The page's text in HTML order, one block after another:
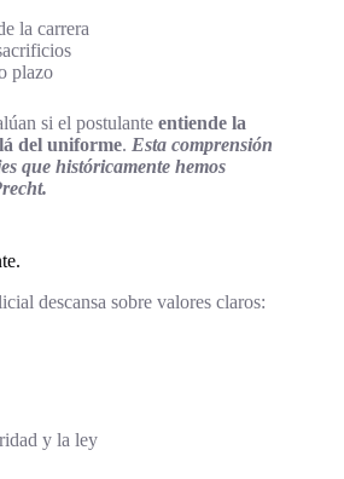
la carrera
plazo
si el postulante entiende la
del uniforme. Esta comprensión
que históricamente hemos
descansa sobre valores claros:
y la ley